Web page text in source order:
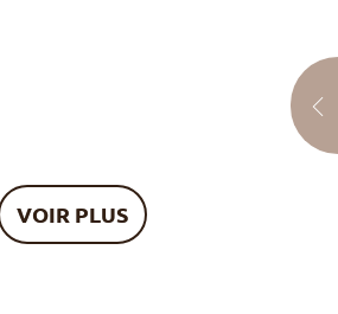
VOIR PLUS